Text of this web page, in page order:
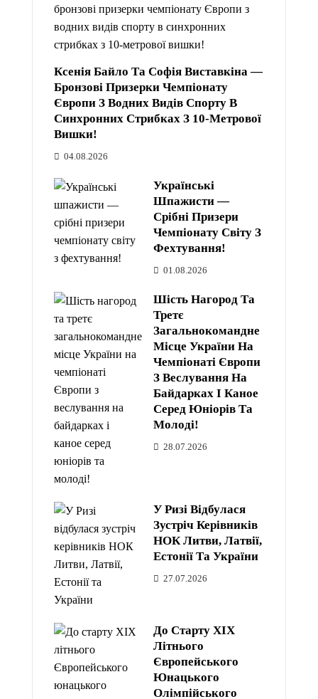
Ксенія Байло Та Софія Виставкіна —
Бронзові Призерки Чемпіонату
Європи З Водних Видів Спорту В
Синхронних Стрибках З 10-Метрової
Вишки!
04.08.2026
Українські
Шпажисти —
Срібні Призери
Чемпіонату Світу З
Фехтування!
01.08.2026
Шість Нагород Та
Третє
Загальнокомандне
Місце України На
Чемпіонаті Європи
З Веслування На
Байдарках І Каное
Серед Юніорів Та
Молоді!
28.07.2026
У Ризі Відбулася
Зустріч Керівників
НОК Литви, Латвії,
Естонії Та України
27.07.2026
До Старту XIX
Літнього
Європейського
Юнацького
Олімпійського